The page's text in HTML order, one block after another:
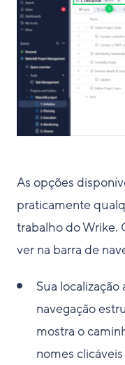
As opções
praticamente
trabalho do Wrike.
ver na barra de
Sua
navegação
mostra o
nomes